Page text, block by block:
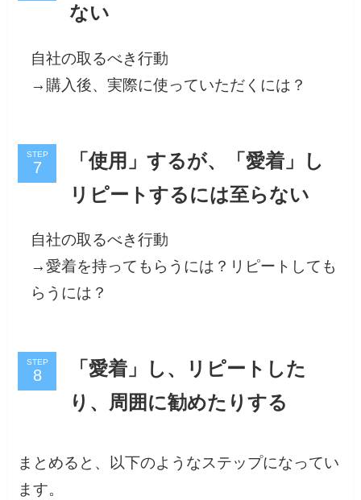
ない
自社の取るべき行動
→購入後、実際に使っていただくには？
STEP
「使用」するが、「愛着」し
リピートするには至らない
自社の取るべき行動
→愛着を持ってもらうには？リピートしても
らうには？
STEP
「愛着」し、リピートした
り、周囲に勧めたりする
まとめると、以下のようなステップになってい
ます。